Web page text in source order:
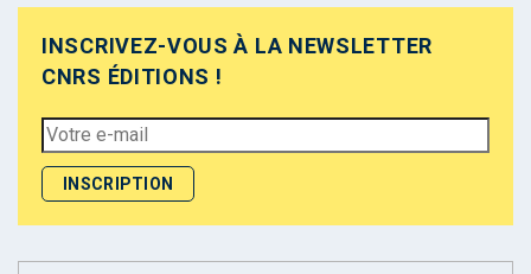
INSCRIVEZ-VOUS À LA NEWSLETTER
CNRS ÉDITIONS !